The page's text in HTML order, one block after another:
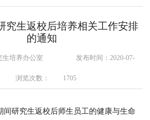
究生返校后培养相关工作安排
的通知
生培养办公室 发布时间：2020-07-
浏览次数： 1705
间研究生返校后师生员工的健康与生命